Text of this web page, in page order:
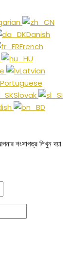
Danish
French
Latvian
Portuguese
Slovak
শংসাপত্র লিখুন দয়া